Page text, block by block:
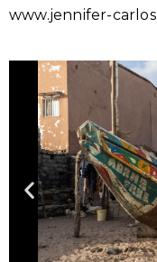
www.jennifer-